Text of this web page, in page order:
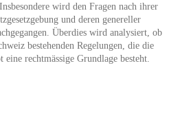
wird den Fragen nach ihrer
und deren genereller
Überdies wird analysiert, ob
bestehenden Regelungen, die die
rechtmässige Grundlage besteht.